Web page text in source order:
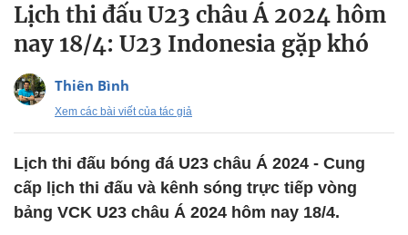
Lịch thi đấu U23 châu Á 2024 hôm
nay 18/4: U23 Indonesia gặp khó
Thiên Bình
Xem các bài viết của tác giả
Lịch thi đấu bóng đá U23 châu Á 2024 - Cung
cấp lịch thi đấu và kênh sóng trực tiếp vòng
bảng VCK U23 châu Á 2024 hôm nay 18/4.